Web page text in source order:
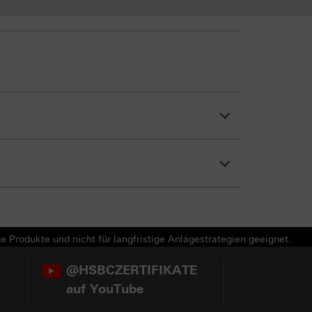
Produkte und nicht für langfristige Anlagestrategien geeignet.
@HSBCZERTIFIKATE
auf YouTube